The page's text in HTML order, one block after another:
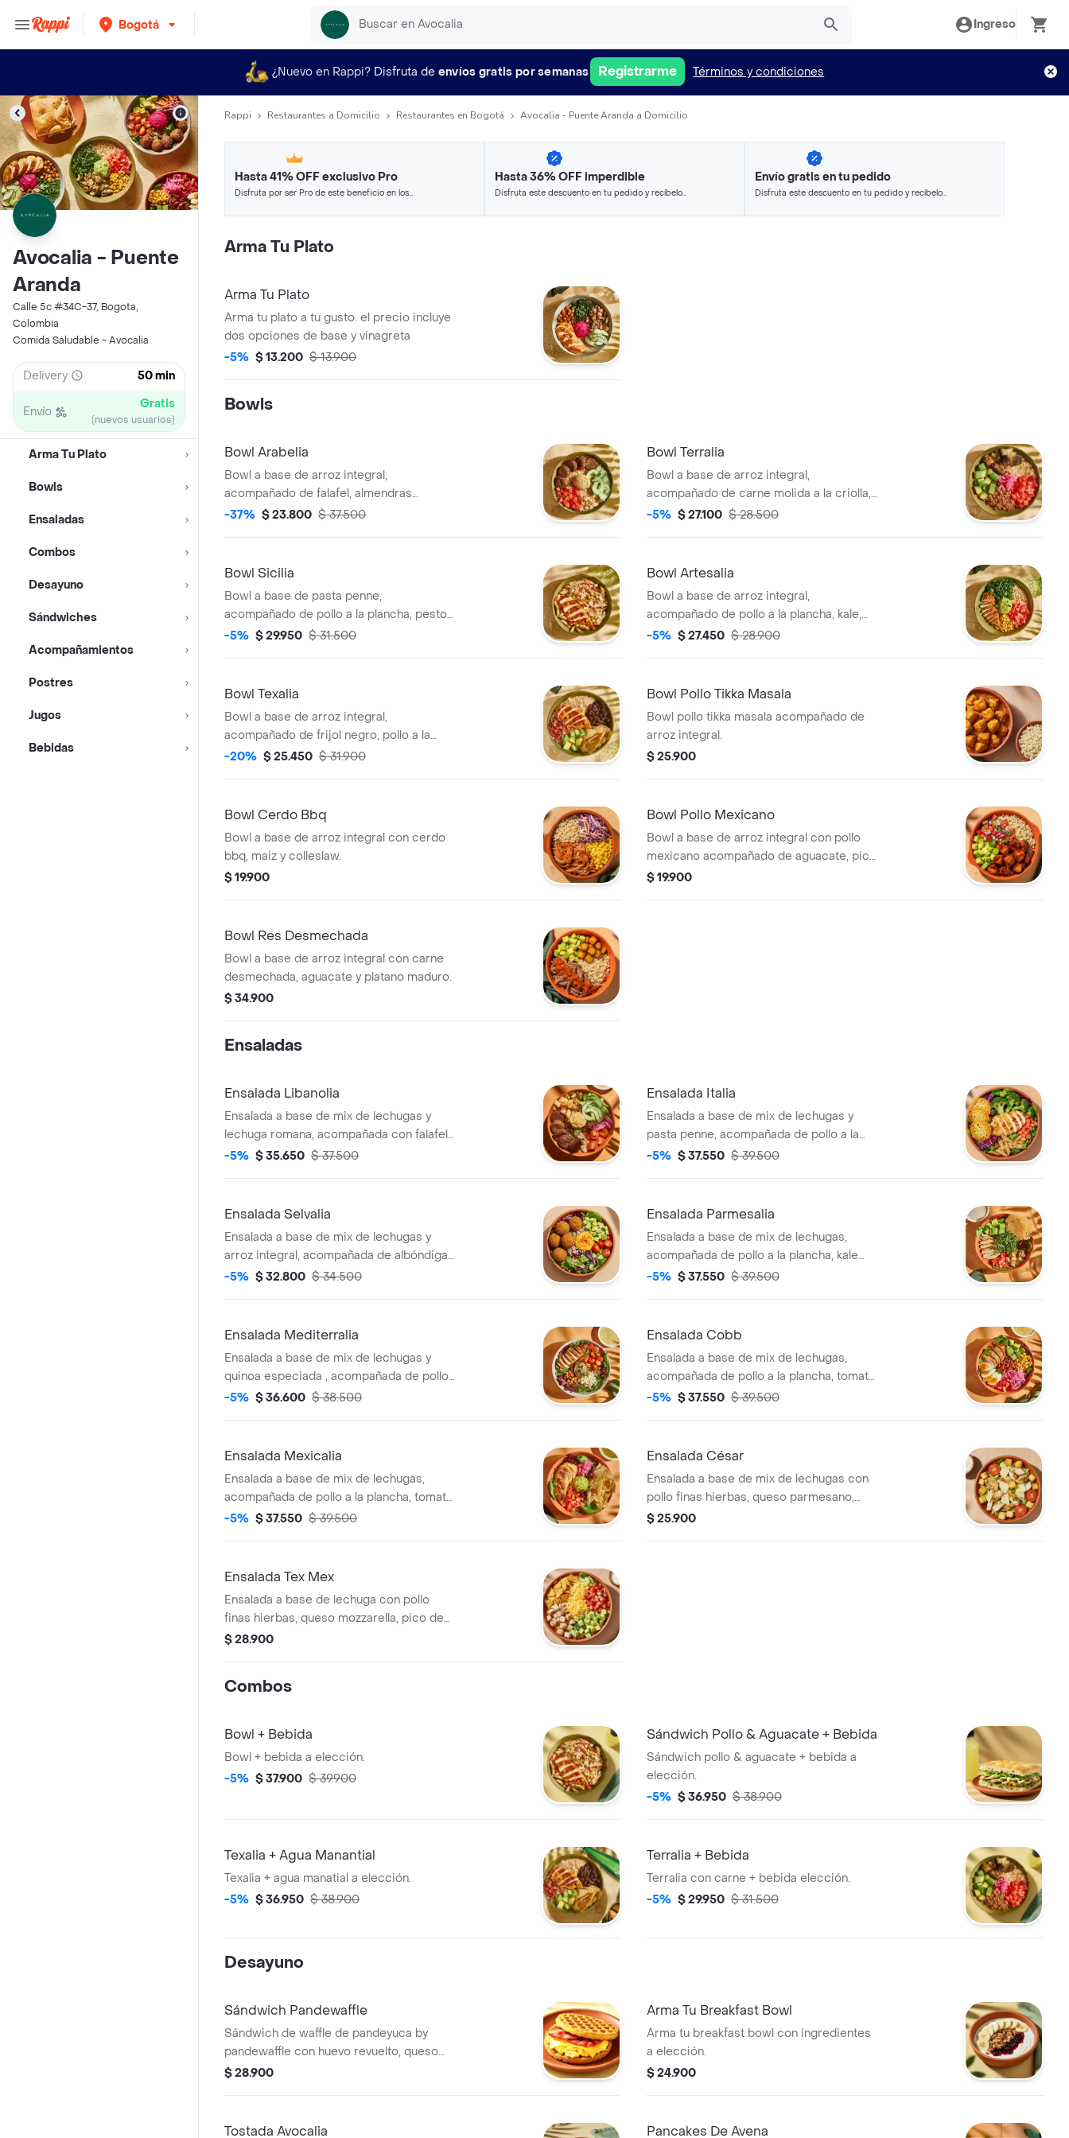
Bogotá Ingreso
¿Nuevo en Rappi? Disfruta de envíos gratis por semanas Registrarme Términos y condiciones
Avocalia - Puente
Aranda
Calle 5c #34C-37, Bogota,
Colombia
Comida Saludable - Avocalia
Delivery 50 min
Envío Gratis
(nuevos usuarios)
Arma Tu Plato
Bowls
Ensaladas
Combos
Desayuno
Sándwiches
Acompañamientos
Postres
Jugos
Bebidas
Rappi Restaurantes a Domicilio Restaurantes en Bogotá Avocalia - Puente Aranda a Domicilio
Hasta 41% OFF exclusivo Pro
Disfruta por ser Pro de este beneficio en los
Hasta 36% OFF imperdible
Disfruta este descuento en tu pedido y recíbelo
Envío gratis en tu pedido
Disfruta este descuento en tu pedido y recíbelo
Arma Tu Plato
Arma Tu Plato
Arma tu plato a tu gusto. el precio incluye
dos opciones de base y vinagreta
-5% $ 13.200 $ 13.900
Bowls
Bowl Arabelia
Bowl a base de arroz integral,
acompañado de falafel, almendras
fileteadas, tomate chonto, pepino,
-37% $ 23.800 $ 37.500
Bowl Terralia
Bowl a base de arroz integral,
acompañado de carne molida a la criolla,
tomate chonto, aguacate, cebolla
-5% $ 27.100 $ 28.500
Bowl Sicilia
Bowl a base de pasta penne,
acompañado de pollo a la plancha, pesto,
tomate chonto y queso feta.
-5% $ 29.950 $ 31.500
Bowl Artesalia
Bowl a base de arroz integral,
acompañado de pollo a la plancha, kale,
maiz tierno, tomate chonto, guacamole y
-5% $ 27.450 $ 28.900
Bowl Texalia
Bowl a base de arroz integral,
acompañado de frijol negro, pollo a la
plancha, aguacate, pico de gallo y
-20% $ 25.450 $ 31.900
Bowl Pollo Tikka Masala
Bowl pollo tikka masala acompañado de
arroz integral.
$ 25.900
Bowl Cerdo Bbq
Bowl a base de arroz integral con cerdo
bbq, maiz y colleslaw.
$ 19.900
Bowl Pollo Mexicano
Bowl a base de arroz integral con pollo
mexicano acompañado de aguacate, pico
de gallo y salsa verde .
$ 19.900
Bowl Res Desmechada
Bowl a base de arroz integral con carne
desmechada, aguacate y platano maduro.
$ 34.900
Ensaladas
Ensalada Libanolia
Ensalada a base de mix de lechugas y
lechuga romana, acompañada con falafel
(5 unds), hummus de garbanzo, queso
jalapeño. recomendada con vinagreta
-5% $ 35.650 $ 37.500
Ensalada Italia
Ensalada a base de mix de lechugas y
pasta penne, acompañada de pollo a la
plancha, brócoli rostizado, tomate chonto
-5% $ 37.550 $ 39.500
Ensalada Selvalia
Ensalada a base de mix de lechugas y
arroz integral, acompañada de albóndigas
de berenjena (5 unds), tomate cherry,
-5% $ 32.800 $ 34.500
Ensalada Parmesalia
Ensalada a base de mix de lechugas,
acompañada de pollo a la plancha, kale
picado, tomate chonto, aguacate, galletas
-5% $ 37.550 $ 39.500
Ensalada Mediterralia
Ensalada a base de mix de lechugas y
quinoa especiada , acompañada de pollo
a la plancha, tomate cherry, queso feta,
mediterránea.
-5% $ 36.600 $ 38.500
Ensalada Cobb
Ensalada a base de mix de lechugas,
acompañada de pollo a la plancha, tomate
chonto, huevo duro, tocineta, aguacate,
vinagreta mediterránea.
-5% $ 37.550 $ 39.500
Ensalada Mexicalia
Ensalada a base de mix de lechugas,
acompañada de pollo a la plancha, tomate
chonto, cebolla encurtida con trocitos de
-5% $ 37.550 $ 39.500
Ensalada César
Ensalada a base de mix de lechugas con
pollo finas hierbas, queso parmesano,
tomate, crutones y vinagreta a elección.
$ 25.900
Ensalada Tex Mex
Ensalada a base de lechuga con pollo
finas hierbas, queso mozzarella, pico de
gallo, aguacate, totopos triturados y
$ 28.900
Combos
Bowl + Bebida
Bowl + bebida a elección.
-5% $ 37.900 $ 39.900
Sándwich Pollo & Aguacate + Bebida
Sándwich pollo & aguacate + bebida a
elección.
-5% $ 36.950 $ 38.900
Texalia + Agua Manantial
Texalia + agua manatial a elección.
-5% $ 36.950 $ 38.900
Terralia + Bebida
Terralia con carne + bebida elección.
-5% $ 29.950 $ 31.500
Desayuno
Sándwich Pandewaffle
Sándwich de waffle de pandeyuca by
pandewaffle con huevo revuelto, queso
cheddar y tocineta crocante.
$ 28.900
Arma Tu Breakfast Bowl
Arma tu breakfast bowl con ingredientes
a elección.
$ 24.900
Tostada Avocalia Pancakes De Avena